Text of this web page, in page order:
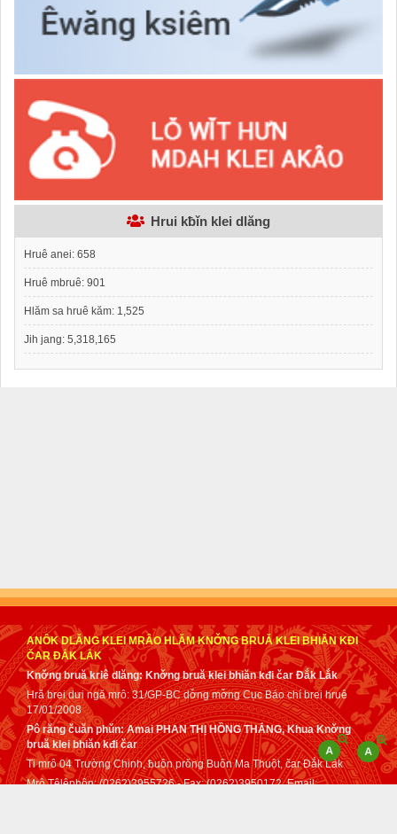
Hrui kƀǐn klei dlăng
Hruê anei: 658
Hruê mbruê: 901
Hlăm sa hruê kăm: 1,525
Jih jang: 5,318,165
ANÔK DLĂNG KLEI MRÂO HLĂM KNƠ̌NG BRUǍ KLEI BHIĂN KĐI
ČAR ĐẮK LẮK
Knơ̌ng bruă kriê dlăng: Knơ̌ng bruă klei bhiăn kđi čar Đắk Lắk
Hră brei dưi ngă mrô: 31/GP-BC dơ̌ng mơ̌ng Cục Báo chí brei hruê
17/01/2008
Pô răng čuăn phǔn: Amai PHAN THỊ HỒNG THẮNG, Khua Knơ̌ng
bruă klei bhiăn kđi čar
Ti mrô 04 Trường Chinh, ƀuôn prǒng Buôn Ma Thuột, čar Đắk Lắk
Mrô Têlêphôn: (0262)3955726 - Fax: (0262)3950172. Email: